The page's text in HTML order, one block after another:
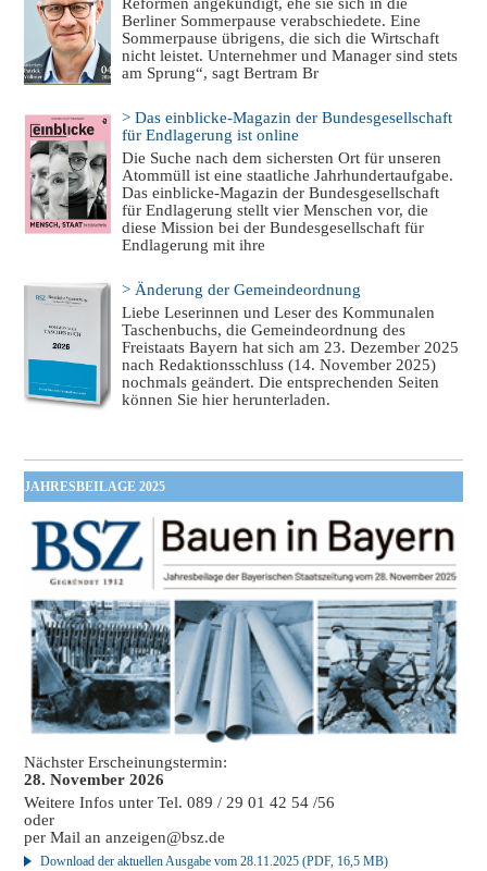
Berliner Sommerpause verabschiedete. Eine
Sommerpause übrigens, die sich die Wirtschaft
nicht leistet. Unternehmer und Manager sind stets
am Sprung“, sagt Bertram Br
> Das einblicke-Magazin der Bundesgesellschaft
für Endlagerung ist online
Die Suche nach dem sichersten Ort für unseren
Atommüll ist eine staatliche Jahrhundertaufgabe.
Das einblicke-Magazin der Bundesgesellschaft
für Endlagerung stellt vier Menschen vor, die
diese Mission bei der Bundesgesellschaft für
Endlagerung mit ihre
> Änderung der Gemeindeordnung
Liebe Leserinnen und Leser des Kommunalen
Taschenbuchs, die Gemeindeordnung des
Freistaats Bayern hat sich am 23. Dezember 2025
nach Redaktionsschluss (14. November 2025)
nochmals geändert. Die entsprechenden Seiten
können Sie hier herunterladen.
JAHRESBEILAGE 2025
Nächster Erscheinungstermin:
28. November 2026
Weitere Infos unter Tel. 089 / 29 01 42 54 /56
oder
per Mail ananzeigen@bsz.de
Download der aktuellen Ausgabe vom 28.11.2025 (PDF, 16,5 MB)